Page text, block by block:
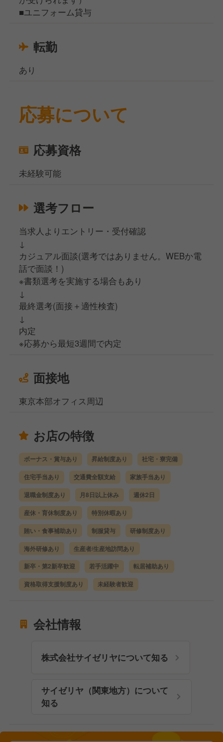
■ユニフォーム貸与
転勤
あり
応募について
応募資格
未経験可能
選考フロー
当求人よりエントリー・受付確認
↓
カジュアル面談(選考ではありません。WEBか電
話で面談！)
※書類選考を実施する場合もあり
↓
最終選考(面接＋適性検査)
↓
内定
※応募から最短3週間で内定
面接地
東京本部オフィス周辺
お店の特徴
ボーナス・賞与あり 昇給制度あり 社宅・寮完備
住宅手当あり 交通費全額支給 家族手当あり
退職金制度あり 月8日以上休み 週休2日
産休・育休制度あり 特別休暇あり
賄い・食事補助あり 制服貸与 研修制度あり
海外研修あり 生産者/生産地訪問あり
新卒・第2新卒歓迎 若手活躍中 転居補助あり
資格取得支援制度あり 未経験者歓迎
会社情報
株式会社サイゼリヤについて知る
サイゼリヤ（関東地方）について
知る